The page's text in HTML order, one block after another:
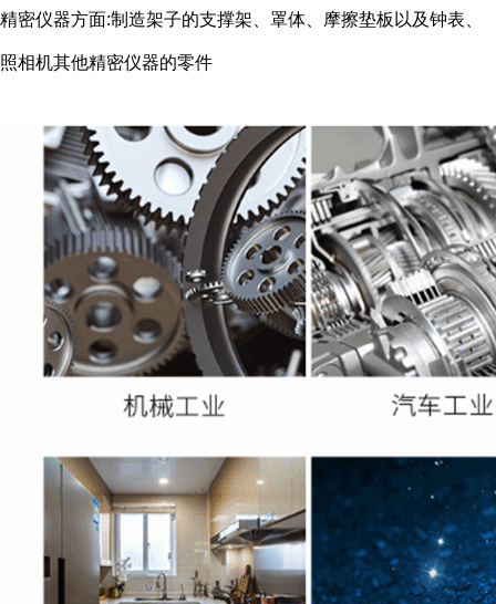
精密仪器方面:制造架子的支撑架、罩体、摩擦垫板以及钟表、
照相机其他精密仪器的零件